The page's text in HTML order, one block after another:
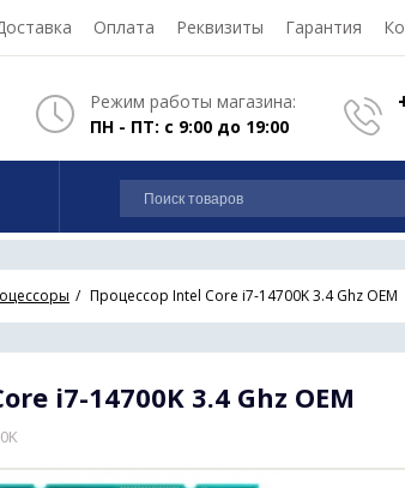
Оплата Реквизиты Гарантия
Режим работы магазина:
ПН - ПТ: с 9:00 до 19:00
Процессор Intel Core i7-14700K 3.4 Ghz OEM
i7-14700K 3.4 Ghz OEM